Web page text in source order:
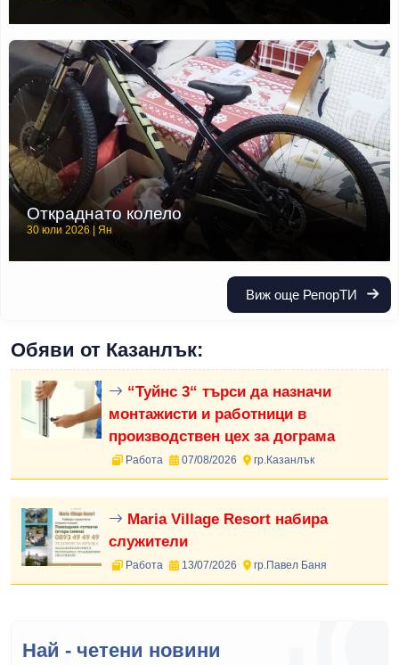
Откраднато колело
30 юли 2026 | Ян
Виж още РепорТИ
Обяви от Казанлък:
“Туйнс 3“ търси да назначи
монтажисти и работници в
производствен цех за дограма
Работа 07/08/2026 гр.Казанлък
Maria Village Resort набира
служители
Работа 13/07/2026 гр.Павел Баня
Най - четени новини